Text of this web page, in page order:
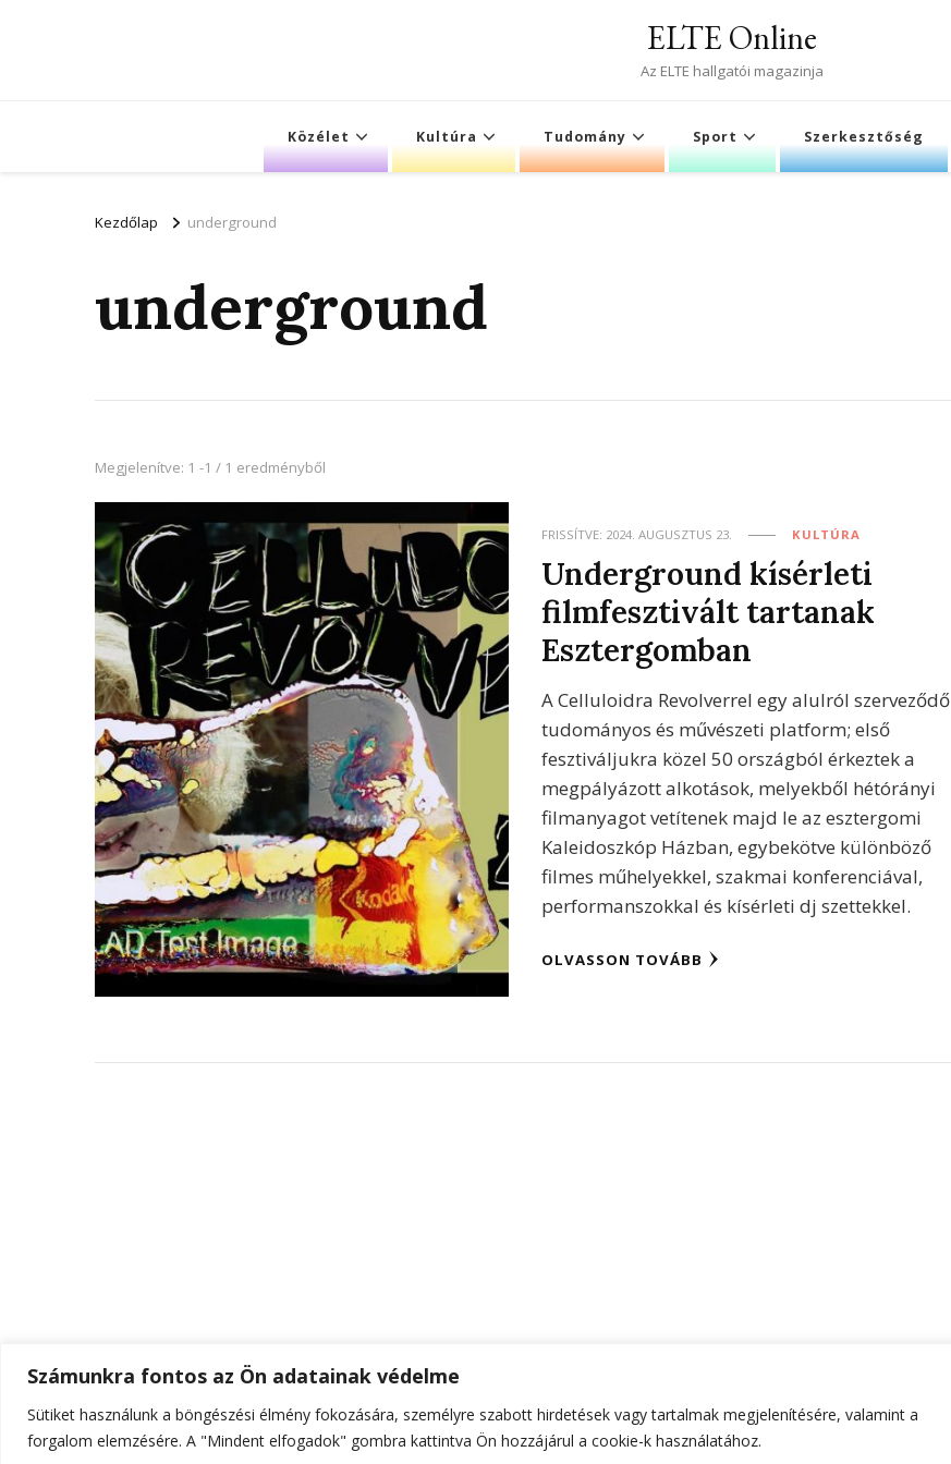
Számunkra fontos az Ön adatainak védelme
Sütiket használunk a böngészési élmény fokozására, személyre szabott hirdetések vagy tartalmak megjelenítésére, valamint a
forgalom elemzésére. A "Mindent elfogadok" gombra kattintva Ön hozzájárul a cookie-k használatához.
ELTE Online
Az ELTE hallgatói magazinja
Közélet Kultúra Tudomány Sport Szerkesztőség
Kezdőlap underground
underground
Megjelenítve: 1 -1 / 1 eredményből
FRISSÍTVE: 2024. AUGUSZTUS 23. KULTÚRA
Underground kísérleti
filmfesztivált tartanak
Esztergomban
A Celluloidra Revolverrel egy alulról szerveződő
tudományos és művészeti platform; első
fesztiváljukra közel 50 országból érkeztek a
megpályázott alkotások, melyekből hétórányi
filmanyagot vetítenek majd le az esztergomi
Kaleidoszkóp Házban, egybekötve különböző
filmes műhelyekkel, szakmai konferenciával,
performanszokkal és kísérleti dj szettekkel.
OLVASSON TOVÁBB
© Szerzői jog 2026ELTE Online . Minden jog fenntartva.Hello Fashion | Fejlesztette